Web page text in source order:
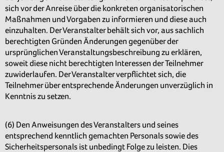
sich vor der Anreise über die konkreten organisatorischen
Maßnahmen und Vorgaben zu informieren und diese auch
einzuhalten. Der Veranstalter behält sich vor, aus sachlich
berechtigten Gründen Änderungen gegenüber der
ursprünglichen Veranstaltungsbeschreibung zu erklären,
soweit diese nicht berechtigten Interessen der Teilnehmer
zuwiderlaufen. Der Veranstalter verpflichtet sich, die
Teilnehmer über entsprechende Änderungen unverzüglich in
Kenntnis zu setzen.
(6) Den Anweisungen des Veranstalters und seines
entsprechend kenntlich gemachten Personals sowie des
Sicherheitspersonals ist unbedingt Folge zu leisten. Dies